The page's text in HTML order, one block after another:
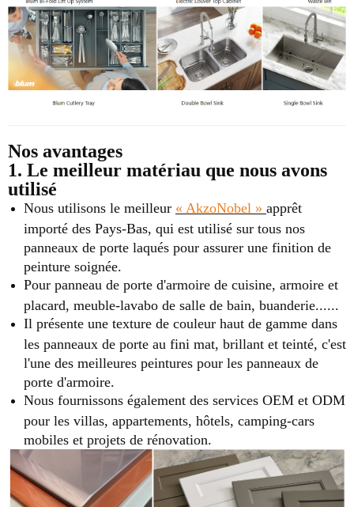
Nos avantages
1. Le meilleur matériau que nous avons
utilisé
Nous utilisons le meilleur « AkzoNobel » apprêt
importé des Pays-Bas, qui est utilisé sur tous nos
panneaux de porte laqués pour assurer une finition de
peinture soignée.
Pour panneau de porte d'armoire de cuisine, armoire et
placard, meuble-lavabo de salle de bain, buanderie......
Il présente une texture de couleur haut de gamme dans
les panneaux de porte au fini mat, brillant et teinté, c'est
l'une des meilleures peintures pour les panneaux de
porte d'armoire.
Nous fournissons également des services OEM et ODM
pour les villas, appartements, hôtels, camping-cars
mobiles et projets de rénovation.